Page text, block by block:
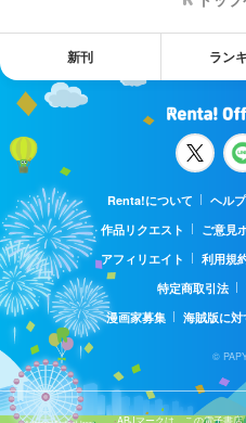
新刊 ラン
Renta!について ヘルプ
作品リクエスト
ご意見
アフィリエイト
利用規
特定商取引法
漫画家募集
海賊版に
©
ABJマークは、この電子書